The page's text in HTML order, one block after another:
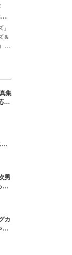
の
し
＆
に
外
集
じ
男
カ
ん